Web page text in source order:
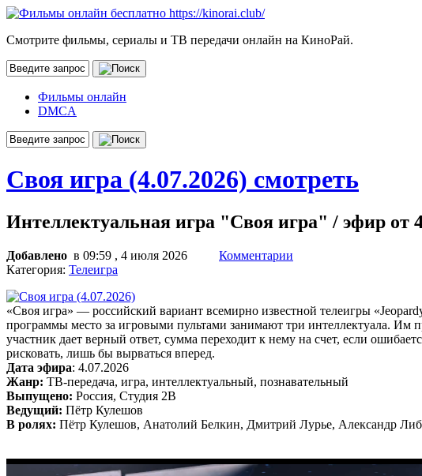
Смотрите фильмы, сериалы и ТВ передачи онлайн на КиноРай.
Фильмы онлайн
DMCA
Своя игра (4.07.2026) смотреть
Интеллектуальная игра "Своя игра" / эфир от
Добавлено в 09:59 , 4 июля 2026
Комментарии
Категория: Телеигра
«Своя игра» — российский вариант всемирно известной телеигры
программы место за игровыми пультами занимают три интеллектуала. Им
участник дает верный ответ, сумма переходит к нему на счет, если
рисковать, лишь бы вырваться вперед.
Дата эфира: 4.07.2026
Жанр: ТВ-передача, игра, интеллектуальный, познавательный
Выпущено: Россия, Студия 2В
Ведущий: Пётр Кулешов
В ролях: Пётр Кулешов, Анатолий Белкин, Дмитрий Лурье, Александр